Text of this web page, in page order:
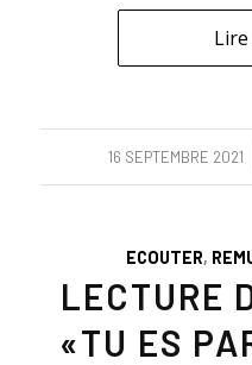
16 SEPTEMBRE 2021
/
ECOUTER,
LECTURE
«TU ES